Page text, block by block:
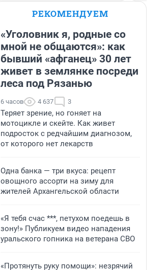
РЕКОМЕНДУЕМ
«Уголовник я, родные со
мной не общаются»: как
бывший «афганец» 30 лет
живет в землянке посреди
леса под Рязанью
6 часов 4 637 3
Теряет зрение, но гоняет на
мотоцикле и скейте. Как живет
подросток с редчайшим диагнозом,
от которого нет лекарств
Одна банка — три вкуса: рецепт
овощного ассорти на зиму для
жителей Архангельской области
«Я тебя счас ***, петухом поедешь в
зону!» Публикуем видео нападения
уральского гопника на ветерана СВО
«Протянуть руку помощи»: незрячий